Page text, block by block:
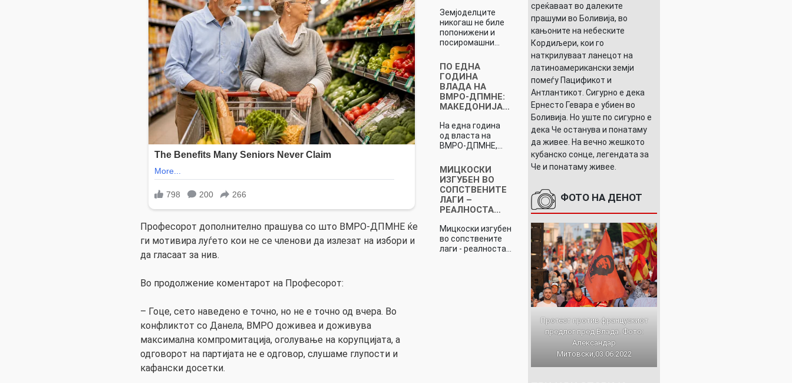
Професорот дополнително прашува со што ВМРО-ДПМНЕ ќе
ги мотивира луѓето кои не се членови да излезат на избори и
да гласаат за нив.
Во продолжение коментарот на Професорот:
– Гоце, сето наведено е точно, но не е точно од вчера. Во
конфликтот со Данела, ВМРО доживеа и доживува
максимална компромитација, оголување на корупцијата, а
одговорот на партијата не е одговор, слушаме глупости и
кафански досетки.
Земјоделците
никогаш не биле
попонижени и
посиромашни…
ПО ЕДНА
ГОДИНА
ВЛАДА НА
ВМРО-ДПМНЕ:
МАКЕДОНИЈА…
На една година
од власта на
ВМРО-ДПМНЕ,…
МИЦКОСКИ
ИЗГУБЕН ВО
СОПСТВЕНИТЕ
ЛАГИ –
РЕАЛНОСТА…
Мицкоски изгубен
во сопствените
лаги - реалноста…
среќаваат во далеките
прашуми во Боливија, во
кањоните на небеските
Кордиљери, кои го
наткрилуваат ланецот на
латиноамерикански земји
помеѓу Пацификот и
Антлантикот. Сигурно е дека
Ернесто Гевара е убиен во
Боливија. Но уште по сигурно е
дека Че останува и понатаму
да живее. На вечно жешкото
кубанско сонце, легендата за
Че и понатаму живее.
ФОТО НА ДЕНОТ
Протест против францускиот
предлог пред Влада. Фото:
Александар
Митовски,03.06.2022